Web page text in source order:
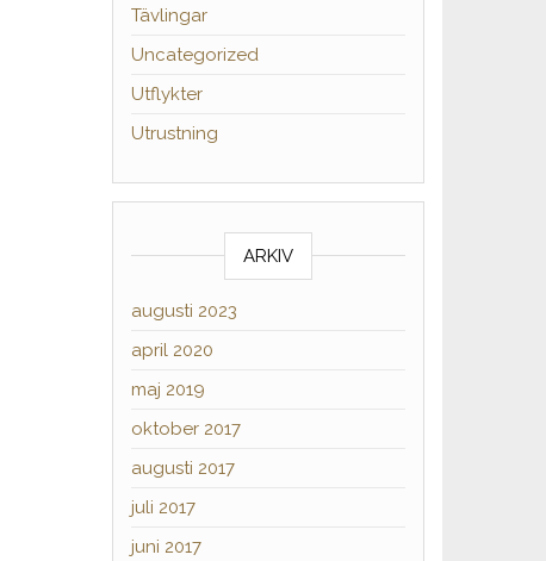
Tävlingar
Uncategorized
Utflykter
Utrustning
ARKIV
augusti 2023
april 2020
maj 2019
oktober 2017
augusti 2017
juli 2017
juni 2017